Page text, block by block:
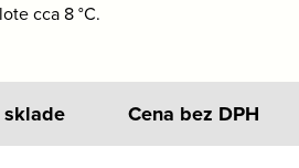
cca 8 °C.
sklade Cena bez DPH